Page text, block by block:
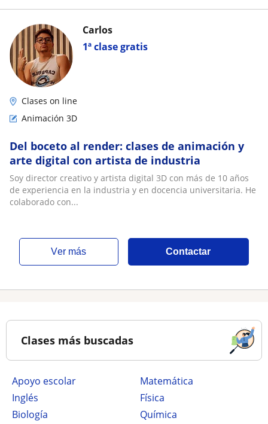
1ª clase gratis
Carlos
Clases on line
Animación 3D
Del boceto al render: clases de animación y
arte digital con artista de industria
Soy director creativo y artista digital 3D con más de 10 años
de experiencia en la industria y en docencia universitaria. He
colaborado con...
ver más Contactar
Clases más buscadas
Apoyo escolar
Matemática
Inglés
Física
Biología
Química